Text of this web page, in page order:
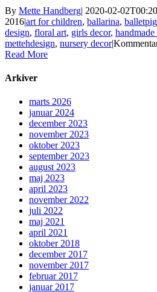
By Mette Handberg| 2020-02-
2016|art for children, ballarina,
design, floral art, girls decor, handmade
mettehdesign, nursery decor|
Read More
Arkiver
marts 2026
januar 2024
december 2023
november 2023
oktober 2023
september 2023
august 2023
maj 2023
april 2023
november 2022
juli 2022
maj 2021
april 2021
oktober 2018
december 2017
november 2017
februar 2017
januar 2017